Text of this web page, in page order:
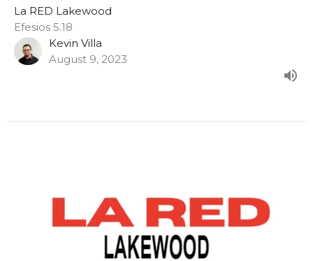
La RED Lakewood
Efesios 5.18
Kevin Villa
August 9, 2023